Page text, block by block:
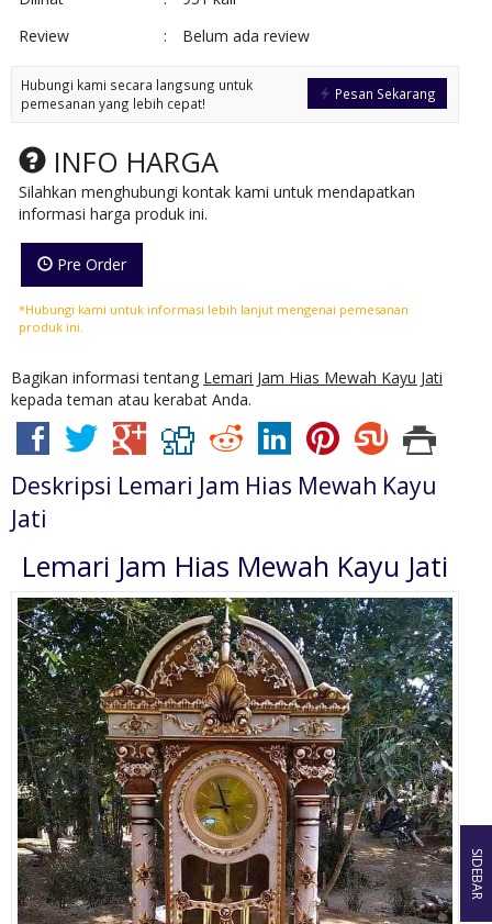
Review
: Belum ada review
Pesan Sekarang
Hubungi kami secara langsung untuk
pemesanan yang lebih cepat!
INFO HARGA
Silahkan menghubungi kontak kami untuk mendapatkan
informasi harga produk ini.
Pre Order
*Hubungi kami untuk informasi lebih lanjut mengenai pemesanan
produk ini.
Bagikan informasi tentang Lemari Jam Hias Mewah Kayu Jati
kepada teman atau kerabat Anda.
Deskripsi Lemari Jam Hias Mewah Kayu
Jati
Lemari Jam Hias Mewah Kayu Jati
SIDEBAR